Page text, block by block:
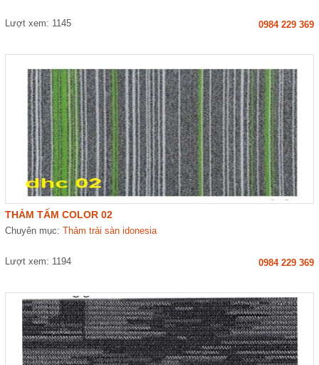
Lượt xem: 1145 0984 229 369
THẢM TẤM COLOR 02
Chuyên mục:Thảm trải sàn idonesia
Lượt xem: 1194 0984 229 369